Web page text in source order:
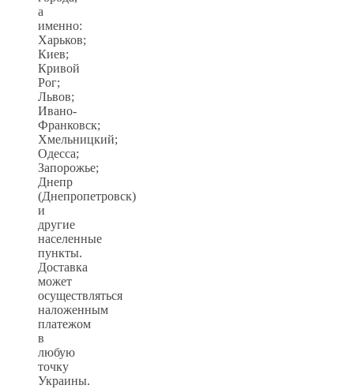
а
именно:
Харьков;
Киев;
Кривой
Рог;
Львов;
Ивано-
Франковск;
Хмельницкий;
Одесса;
Запорожье;
Днепр
(Днепропетровск)
и
другие
населенные
пункты.
Доставка
может
осуществляться
наложенным
платежом
в
любую
точку
Украины.